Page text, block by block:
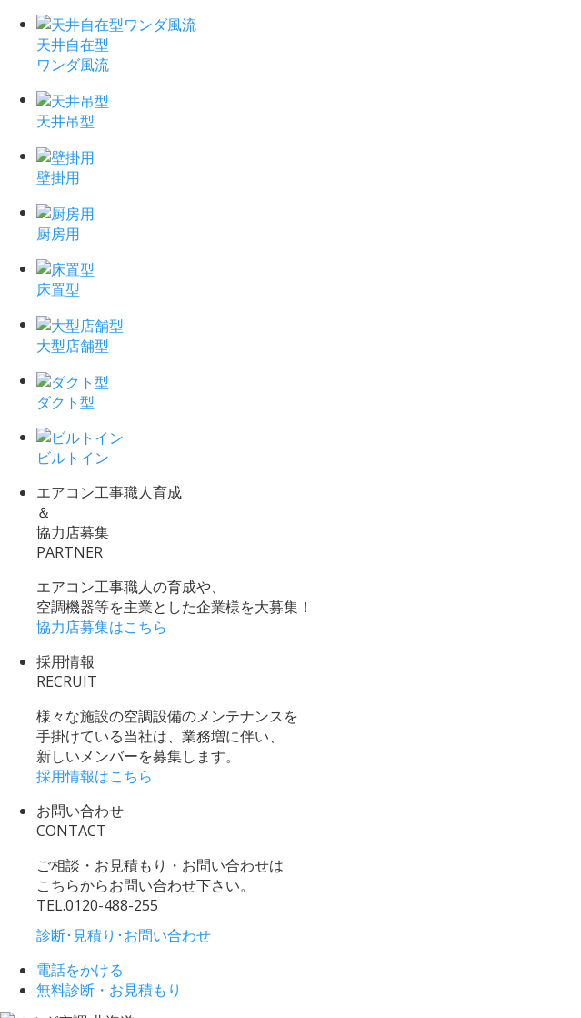
天井自在型
ワンダ風流
天井吊型
壁掛用
厨房用
床置型
大型店舗型
ダクト型
ビルトイン
エアコン工事職人育成
＆
協力店募集
PARTNER
エアコン工事職人の育成や、
空調機器等を主業とした企業様を大募集！
協力店募集はこちら
採用情報
RECRUIT
様々な施設の空調設備のメンテナンスを
手掛けている当社は、業務増に伴い、
新しいメンバーを募集します。
採用情報はこちら
お問い合わせ
CONTACT
ご相談・お見積もり・お問い合わせは
こちらからお問い合わせ下さい。
TEL.0120-488-255
診断･見積り･お問い合わせ
電話をかける
無料診断・お見積もり